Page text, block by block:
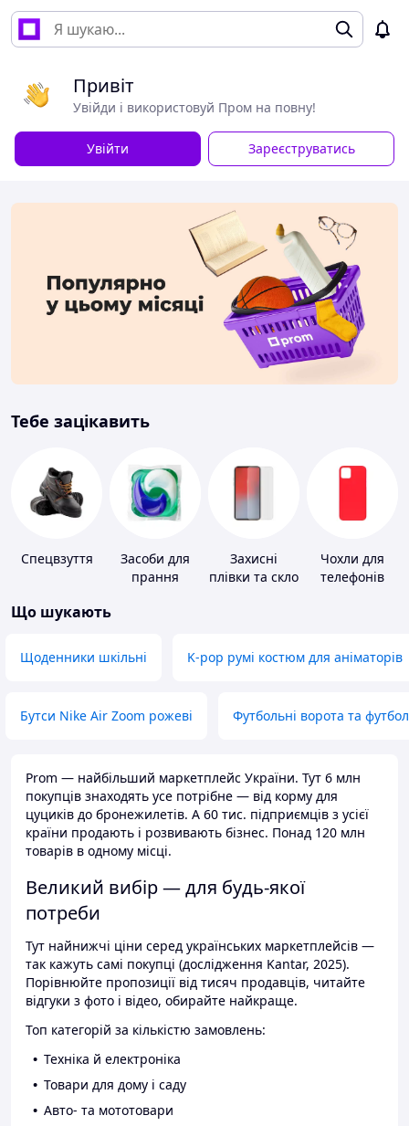
Привіт
Увійди і використовуй Пром на повну!
Увійти Зареєструватись
Тебе зацікавить
Спецвзуття
Засоби для
прання
Захисні
плівки та скло
Чохли для
телефонів
Що шукають
Щоденники шкільні K-pop румі костюм для аніматорів
Бутси Nike Air Zoom рожеві Футбольні ворота та
Prom — найбільший маркетплейс України. Тут 6 млн
покупців знаходять усе потрібне — від корму для
цуциків до бронежилетів. А 60 тис. підприємців з усієї
країни продають і розвивають бізнес. Понад 120 млн
товарів в одному місці.
Великий вибір — для будь-якої
потреби
Тут найнижчі ціни серед українських маркетплейсів —
так кажуть самі покупці (дослідження Kantar, 2025).
Порівнюйте пропозиції від тисяч продавців, читайте
відгуки з фото і відео, обирайте найкраще.
Топ категорій за кількістю замовлень:
Техніка й електроніка
Товари для дому і саду
Авто- та мототовари